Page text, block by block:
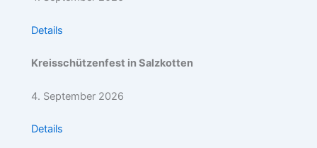
Details
Kreisschützenfest in Salzkotten
4. September 2026
Details